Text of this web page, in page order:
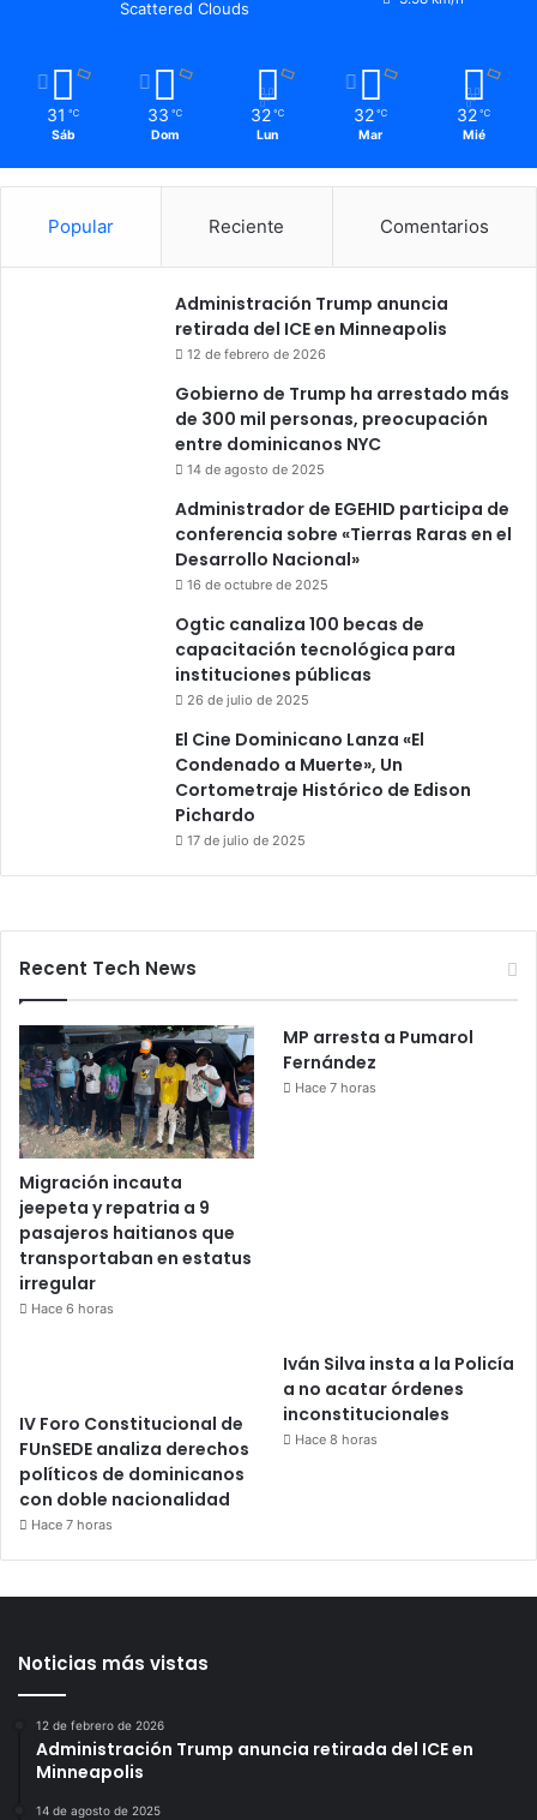
Scattered Clouds
31 ℃
Sáb
33 ℃
Dom
32 ℃
Lun
32 ℃
Mar
32 ℃
Mié
Popular Reciente Comentarios
Administración Trump anuncia
retirada del ICE en Minneapolis
12 de febrero de 2026
Gobierno de Trump ha arrestado más
de 300 mil personas, preocupación
entre dominicanos NYC
14 de agosto de 2025
Administrador de EGEHID participa de
conferencia sobre «Tierras Raras en el
Desarrollo Nacional»
16 de octubre de 2025
Ogtic canaliza 100 becas de
capacitación tecnológica para
instituciones públicas
26 de julio de 2025
El Cine Dominicano Lanza «El
Condenado a Muerte», Un
Cortometraje Histórico de Edison
Pichardo
17 de julio de 2025
Recent Tech News
Migración incauta
jeepeta y repatria a 9
pasajeros haitianos que
transportaban en estatus
irregular
Hace 6 horas
MP arresta a Pumarol
Fernández
Hace 7 horas
IV Foro Constitucional de
FUnSEDE analiza derechos
políticos de dominicanos
con doble nacionalidad
Hace 7 horas
Iván Silva insta a la Policía
a no acatar órdenes
inconstitucionales
Hace 8 horas
Noticias más vistas
12 de febrero de 2026
Administración Trump anuncia retirada del ICE en
Minneapolis
14 de agosto de 2025